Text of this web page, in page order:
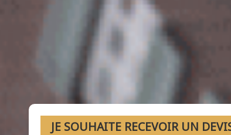
JE SOUHAITE RECEVOIR UN